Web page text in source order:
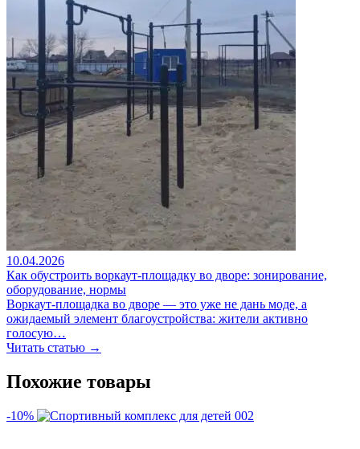
10.04.2026
Как обустроить воркаут-площадку во дворе: зонирование,
оборудование, нормы
Воркаут-площадка во дворе — это уже не дань моде, а
ожидаемый элемент благоустройства: жители активно
голосую…
Читать статью →
Похожие товары
-10%